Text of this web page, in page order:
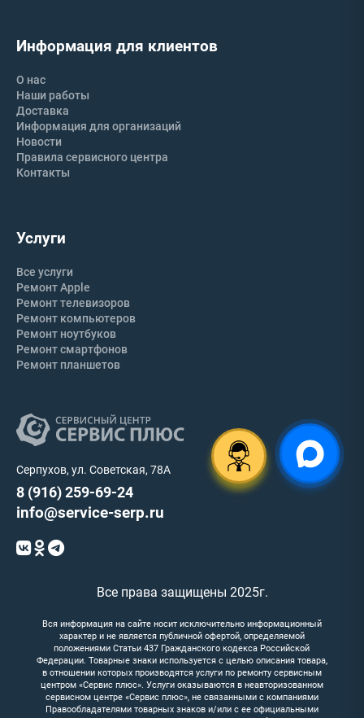
Серпухов, ул. Советская, 78А
8 (916) 259-69-24
info@service-serp.ru
Услуги
Все услуги
Ремонт Apple
Ремонт телевизоров
Ремонт компьютеров
Ремонт ноутбуков
Ремонт смартфонов
Ремонт планшетов
Информация для клиентов
О нас
Наши работы
Доставка
Информация для организаций
Новости
Правила сервисного центра
Контакты
Все права защищены 2025г.
Вся информация на сайте носит исключительно информационный
характер и не является публичной офертой, определяемой
положениями Статьи 437 Гражданского кодекса Российской
Федерации. Товарные знаки используется с целью описания товара,
в отношении которых производятся услуги по ремонту сервисным
центром «Сервис плюс». Услуги оказываются в неавторизованном
сервисном центре «Сервис плюс», не связанными с компаниями
Правообладателями товарных знаков и/или с ее официальными